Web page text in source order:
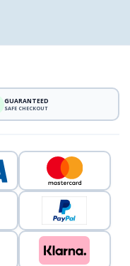
GUARANTEED
SAFE CHECKOUT